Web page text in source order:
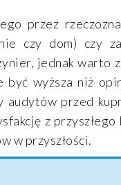
przez
czy dom) czy
jednak warto
być wyższa niż
audytów przed
z
w przyszłości.